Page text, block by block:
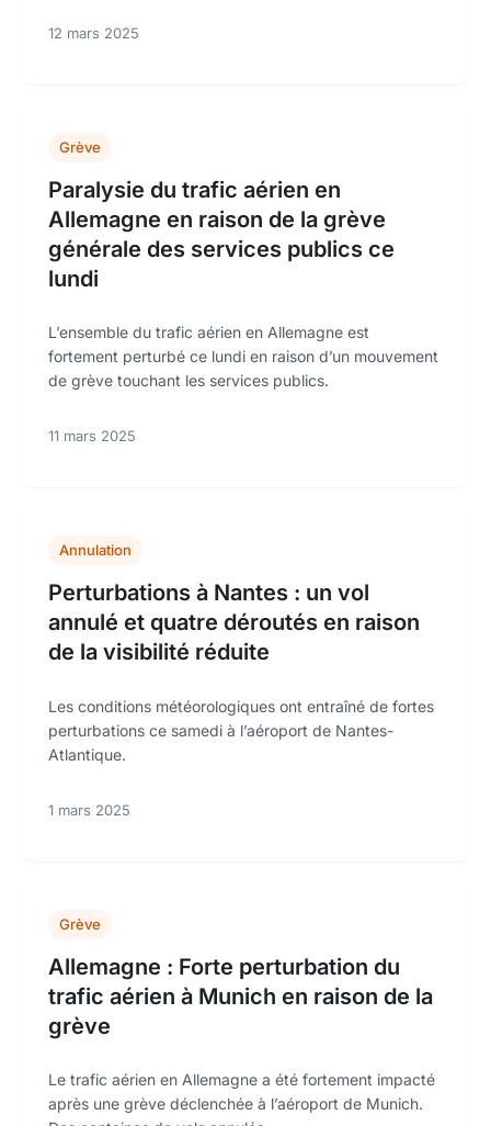
12 mars 2025
Grève
Paralysie du trafic aérien en
Allemagne en raison de la grève
générale des services publics ce
lundi
L’ensemble du trafic aérien en Allemagne est
fortement perturbé ce lundi en raison d’un mouvement
de grève touchant les services publics.
11 mars 2025
Annulation
Perturbations à Nantes : un vol
annulé et quatre déroutés en raison
de la visibilité réduite
Les conditions météorologiques ont entraîné de fortes
perturbations ce samedi à l’aéroport de Nantes-
Atlantique.
1 mars 2025
Grève
Allemagne : Forte perturbation du
trafic aérien à Munich en raison de la
grève
Le trafic aérien en Allemagne a été fortement impacté
après une grève déclenchée à l’aéroport de Munich.